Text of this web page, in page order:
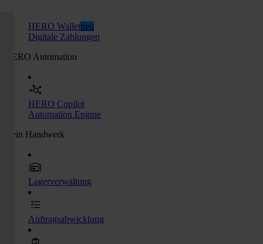
HERO Walletneu
Digitale Zahlungen
HERO Automation
HERO Copilot
Automation Engine
Dein Handwerk
Lagerverwaltung
Auftragsabwicklung